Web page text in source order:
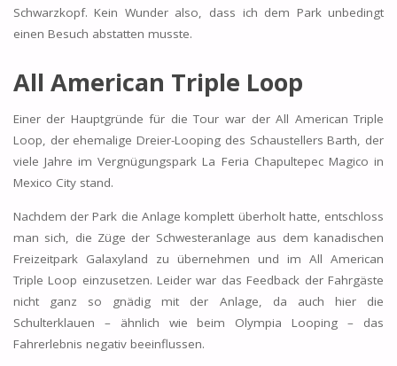
Schwarzkopf. Kein Wunder also, dass ich dem Park unbedingt
einen Besuch abstatten musste.
All American Triple Loop
Einer der Hauptgründe für die Tour war der All American Triple
Loop, der ehemalige Dreier-Looping des Schaustellers Barth, der
viele Jahre im Vergnügungspark La Feria Chapultepec Magico in
Mexico City stand.
Nachdem der Park die Anlage komplett überholt hatte, entschloss
man sich, die Züge der Schwesteranlage aus dem kanadischen
Freizeitpark Galaxyland zu übernehmen und im All American
Triple Loop einzusetzen. Leider war das Feedback der Fahrgäste
nicht ganz so gnädig mit der Anlage, da auch hier die
Schulterklauen – ähnlich wie beim Olympia Looping – das
Fahrerlebnis negativ beeinflussen.